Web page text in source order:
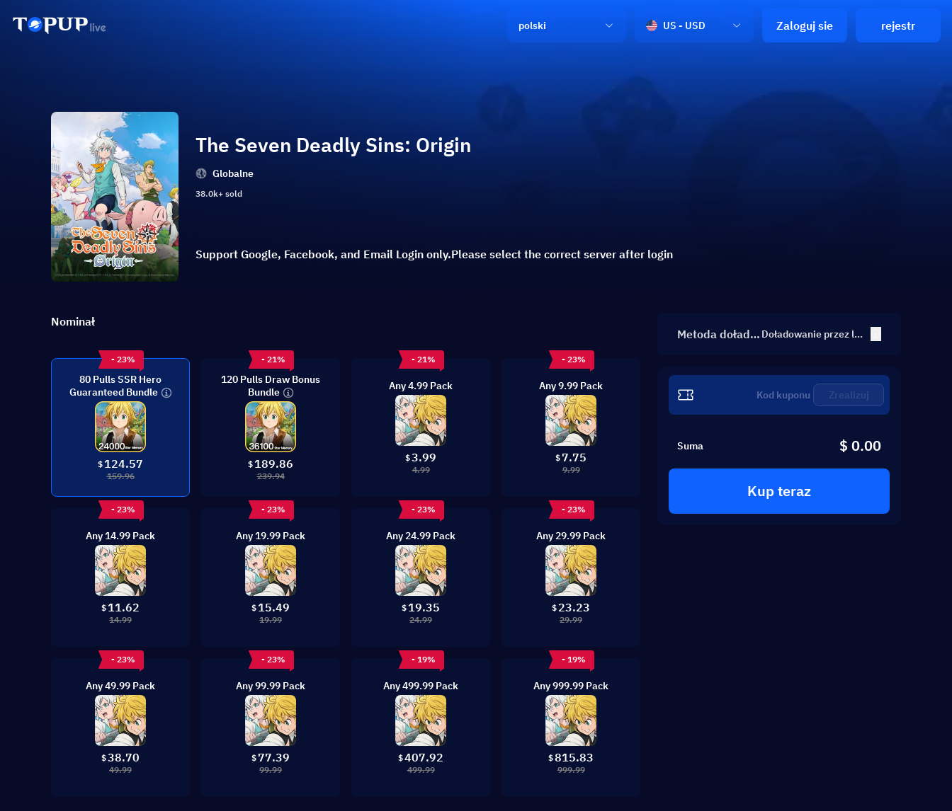
polski US - USD Zaloguj sie rejestr
The Seven Deadly Sins: Origin
Globalne
38.0k+ sold
Support Google, Facebook, and Email Login only.Please select the correct server after login
Nominał
- 23%
80 Pulls SSR Hero
Guaranteed Bundle
$ 124.57
159.96
- 21%
120 Pulls Draw Bonus
Bundle
$ 189.86
239.94
- 21%
Any 4.99 Pack
$3.99
4.99
- 23%
Any 9.99 Pack
$ 7.75
9.99
- 23%
Any 14.99 Pack
$ 11.62
14.99
- 23%
Any 19.99 Pack
$ 15.49
19.99
- 23%
Any 24.99 Pack
$ 19.35
24.99
- 23%
Any 29.99 Pack
$ 23.23
29.99
- 23%
Any 49.99 Pack
$38.70
49.99
- 23%
Any 99.99 Pack
$ 77.39
99.99
- 19%
Any 499.99 Pack
$407.92
499.99
- 19%
Any 999.99 Pack
$815.83
999.99
Metoda dołado Doładowanie przez lo
Zrealizuj
Suma $ 0.00
Kup teraz